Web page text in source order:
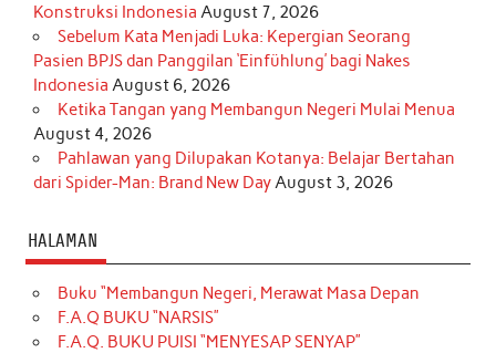
Konstruksi Indonesia August 7, 2026
Sebelum Kata Menjadi Luka: Kepergian Seorang
Pasien BPJS dan Panggilan ‘Einfühlung’ bagi Nakes
Indonesia August 6, 2026
Ketika Tangan yang Membangun Negeri Mulai Menua
August 4, 2026
Pahlawan yang Dilupakan Kotanya: Belajar Bertahan
dari Spider-Man: Brand New DayAugust 3, 2026
HALAMAN
Buku “Membangun Negeri, Merawat Masa Depan
F.A.Q BUKU “NARSIS”
F.A.Q. BUKU PUISI “MENYESAP SENYAP”